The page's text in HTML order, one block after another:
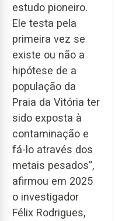
estudo pioneiro.
Ele testa pela
primeira vez se
existe ou não a
hipótese de a
população da
Praia da Vitória ter
sido exposta à
contaminação e
fá-lo através dos
metais pesados”,
afirmou em 2025
o investigador
Félix Rodrigues,